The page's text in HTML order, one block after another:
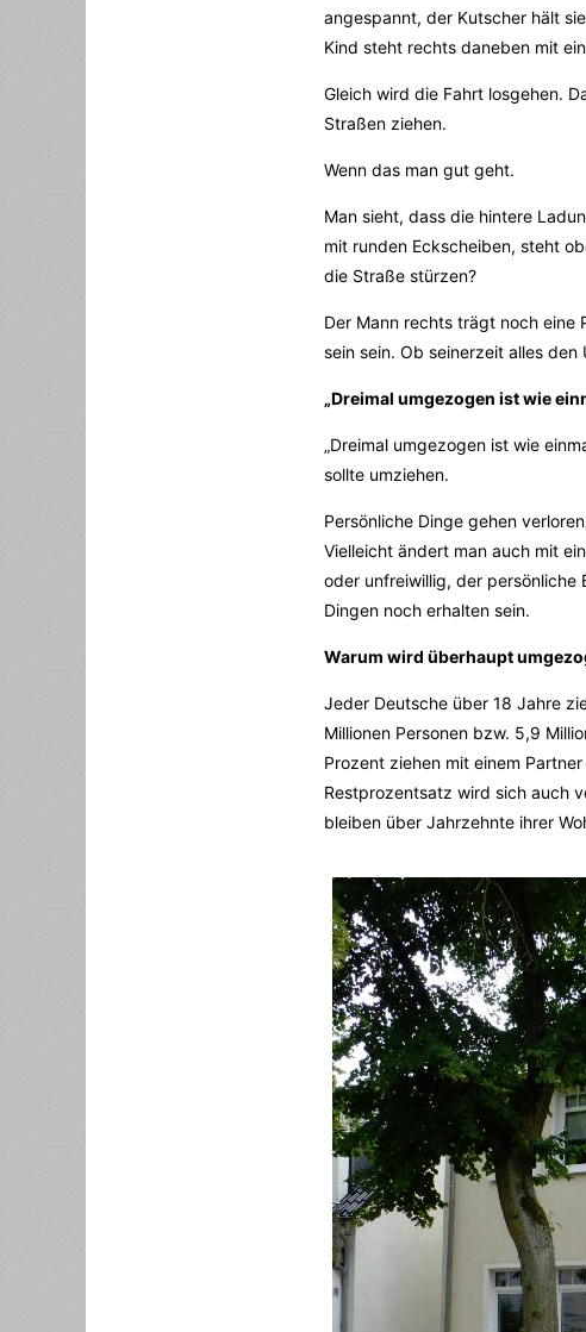
angespannt, der Kutscher hält
Kind steht rechts daneben mit
Gleich wird die Fahrt losgehen.
Straßen ziehen.
Wenn das man gut geht.
Man sieht, dass die hintere
mit runden Eckscheiben, steht
die Straße stürzen?
Der Mann rechts trägt noch eine
sein sein. Ob seinerzeit alles
„Dreimal umgezogen ist wie
„Dreimal umgezogen ist wie
sollte umziehen.
Persönliche Dinge gehen
Vielleicht ändert man auch mit
oder unfreiwillig, der
Dingen noch erhalten sein.
Warum wird überhaupt
Jeder Deutsche über 18 Jahre
Millionen Personen bzw. 5,9
Prozent ziehen mit einem
Restprozentsatz wird sich auch
bleiben über Jahrzehnte ihrer